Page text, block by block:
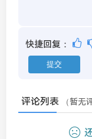
快捷回复：
评论列表 （暂无